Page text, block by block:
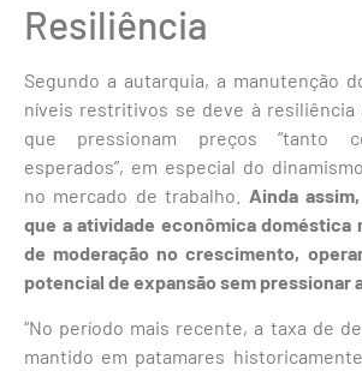
Resiliência
Segundo a autarquia, a manutenção
níveis restritivos se deve à resiliência
que pressionam preços “tanto
esperados”, em especial do
no mercado de trabalho. Ainda
que a atividade econômica doméstica
de moderação no crescimento,
potencial de expansão sem pressionar
“No período mais recente, a taxa de
mantido em patamares